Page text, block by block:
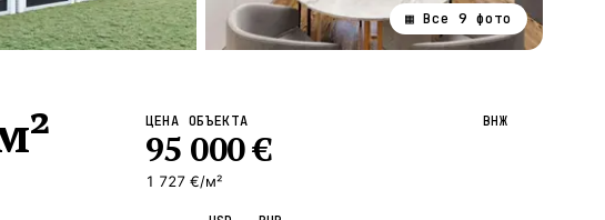
▦ Все 9 фото
ЦЕНА ОБЪЕКТА
95 000€
1 727 €/м²
ВНЖ